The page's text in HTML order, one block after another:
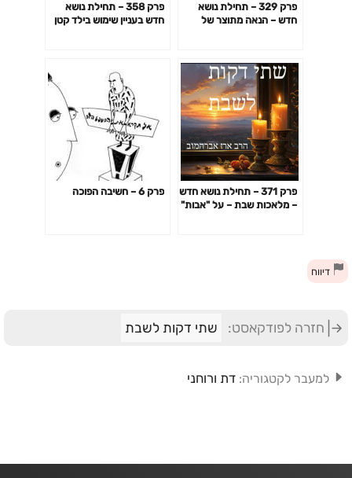
פרק 329 – תחילת נושא
חדש – הנאה מתוצר של
פרק 358 – תחילת נושא
חדש בעניין שימוש בילד קטן
פרק 371 – תחילת נושא חדש
– מלאכות שבת – על "אבות"
פרק 6 – חשיבה הפוכה
דיווח
חזרה לפודקאסט: שתי דקות לשבת
למעבר לקטגוריה: דת ורוחני